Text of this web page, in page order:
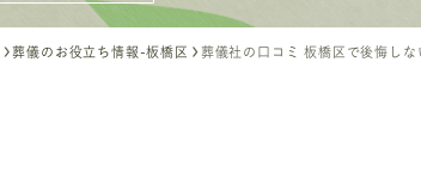
葬儀のお役立ち情報-板橋区 葬儀社の口コミ 板橋区で後悔し